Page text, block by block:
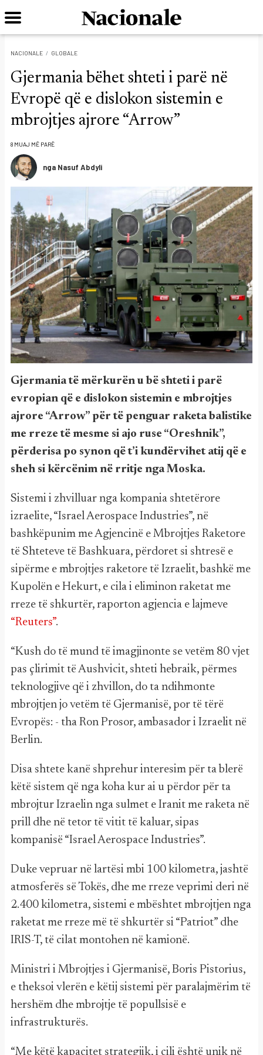
NACIONALE GLOBALE
Gjermania bëhet shteti i parë në
Evropë që e dislokon sistemin e
mbrojtjes ajrore “Arrow”
8 MUAJ MË PARË
nga Nasuf Abdyli
Gjermania të mërkurën u bë shteti i parë
evropian që e dislokon sistemin e mbrojtjes
ajrore “Arrow” për të penguar raketa balistike
me rreze të mesme si ajo ruse “Oreshnik”,
përderisa po synon që t’i kundërvihet atij që e
sheh si kërcënim në rritje nga Moska.
Sistemi i zhvilluar nga kompania shtetërore
izraelite, “Israel Aerospace Industries”, në
bashkëpunim me Agjencinë e Mbrojtjes Raketore
të Shteteve të Bashkuara, përdoret si shtresë e
sipërme e mbrojtjes raketore të Izraelit, bashkë me
Kupolën e Hekurt, e cila i eliminon raketat me
rreze të shkurtër, raporton agjencia e lajmeve
“Reuters”.
“Kush do të mund të imagjinonte se vetëm 80 vjet
pas çlirimit të Aushvicit, shteti hebraik, përmes
teknologjive që i zhvillon, do ta ndihmonte
mbrojtjen jo vetëm të Gjermanisë, por të tërë
Evropës: - tha Ron Prosor, ambasador i Izraelit në
Berlin.
Disa shtete kanë shprehur interesim për ta blerë
këtë sistem që nga koha kur ai u përdor për ta
mbrojtur Izraelin nga sulmet e Iranit me raketa në
prill dhe në tetor të vitit të kaluar, sipas
kompanisë “Israel Aerospace Industries”.
Duke vepruar në lartësi mbi 100 kilometra, jashtë
atmosferës së Tokës, dhe me rreze veprimi deri në
2.400 kilometra, sistemi e mbështet mbrojtjen nga
raketat me rreze më të shkurtër si “Patriot” dhe
IRIS-T, të cilat montohen në kamionë.
Ministri i Mbrojtjes i Gjermanisë, Boris Pistorius,
e theksoi vlerën e këtij sistemi për paralajmërim të
hershëm dhe mbrojtje të popullsisë e
infrastrukturës.
“Me këtë kapacitet strategjik, i cili është unik në